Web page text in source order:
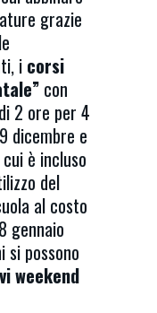
grazie
icorsi
con
2 ore per 4
dicembre e
è incluso
del
al costo
gennaio
si possono
weekend